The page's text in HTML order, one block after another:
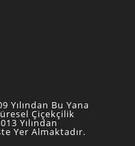
Yılından Bu Yana
Çiçekçilik
Yılından
Yer Almaktadır.